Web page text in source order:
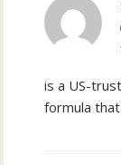
is a US-
formula